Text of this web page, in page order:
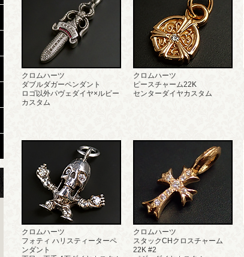
クロムハーツ
ダブルダガーペンダント
ロゴ以外パヴェダイヤ×ルビー
カスタム
クロムハーツ
ピースチャーム22K
センターダイヤカスタム
クロムハーツ
フォティ ハリスティーターペ
ンダント
クロムハーツ
スタックCHクロスチャーム
22K #2